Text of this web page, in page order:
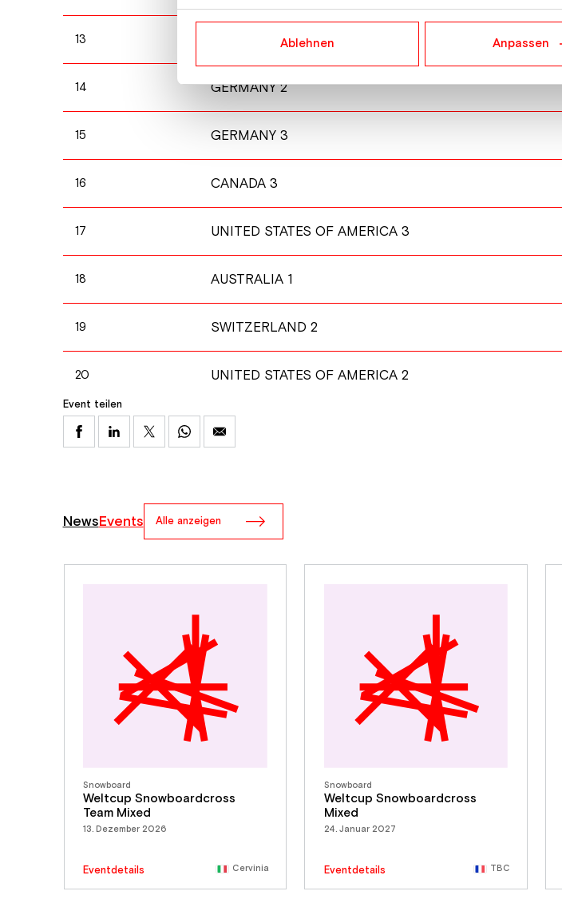
Ablehnen Anpassen
13
14 GERMANY 2
15 GERMANY 3
16 CANADA 3
17 UNITED STATES OF AMERICA 3
18 AUSTRALIA 1
19 SWITZERLAND 2
20 UNITED STATES OF AMERICA 2
Event teilen
NewsEvents Alle anzeigen
Snowboard
Weltcup Snowboardcross
Team Mixed
13. Dezember 2026
Eventdetails Cervinia
Snowboard
Weltcup Snowboardcross
Mixed
24. Januar 2027
Eventdetails TBC